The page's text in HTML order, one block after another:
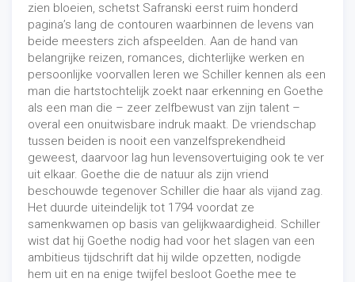
zien bloeien, schetst Safranski eerst ruim honderd
pagina’s lang de contouren waarbinnen de levens van
beide meesters zich afspeelden. Aan de hand van
belangrijke reizen, romances, dichterlijke werken en
persoonlijke voorvallen leren we Schiller kennen als een
man die hartstochtelijk zoekt naar erkenning en Goethe
als een man die – zeer zelfbewust van zijn talent –
overal een onuitwisbare indruk maakt. De vriendschap
tussen beiden is nooit een vanzelfsprekendheid
geweest, daarvoor lag hun levensovertuiging ook te ver
uit elkaar. Goethe die de natuur als zijn vriend
beschouwde tegenover Schiller die haar als vijand zag.
Het duurde uiteindelijk tot 1794 voordat ze
samenkwamen op basis van gelijkwaardigheid. Schiller
wist dat hij Goethe nodig had voor het slagen van een
ambitieus tijdschrift dat hij wilde opzetten, nodigde
hem uit en na enige twijfel besloot Goethe mee te